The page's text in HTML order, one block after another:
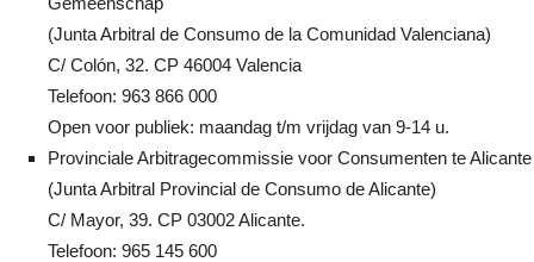
(Junta Arbitral de Consumo de la Comunidad Valenciana)
C/ Colón, 32. CP 46004 Valencia
Telefoon: 963 866 000
Open voor publiek: maandag t/m vrijdag van 9-14 u.
Provinciale Arbitragecommissie voor Consumenten te Alicante
(Junta Arbitral Provincial de Consumo de Alicante)
C/ Mayor, 39. CP 03002 Alicante.
Telefoon: 965 145 600